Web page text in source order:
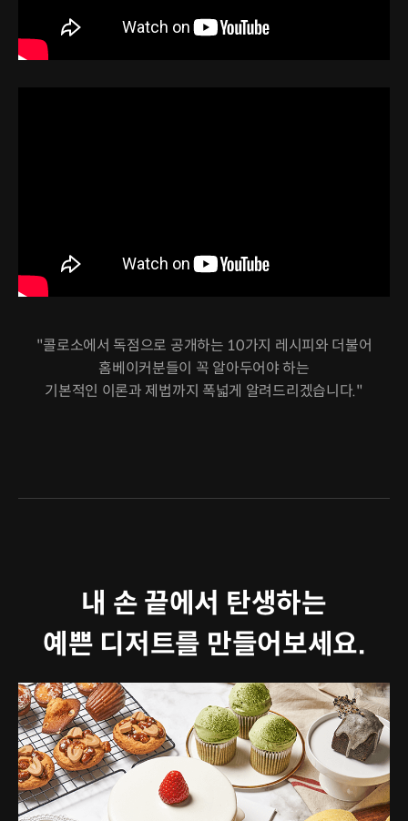
"콜로소에서 독점으로 공개하는 10가지 레시피와 더불어
홈베이커분들이 꼭 알아두어야 하는
기본적인 이론과 제법까지 폭넓게 알려드리겠습니다."
내 손 끝에서 탄생하는
예쁜 디저트를 만들어보세요.